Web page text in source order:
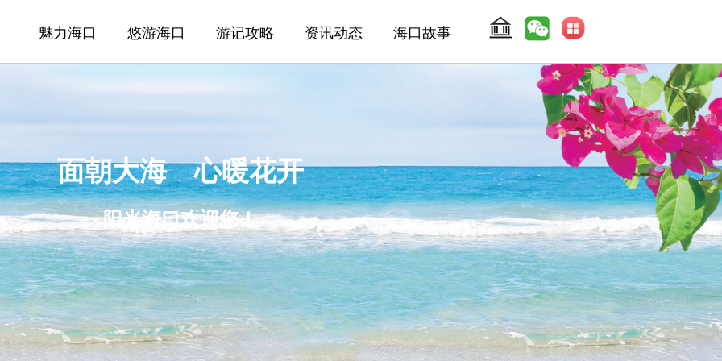
魅力海口 悠游海口 游记攻略 资讯动态 海口故事
面朝大海 心暖花开
阳光海口欢迎您！